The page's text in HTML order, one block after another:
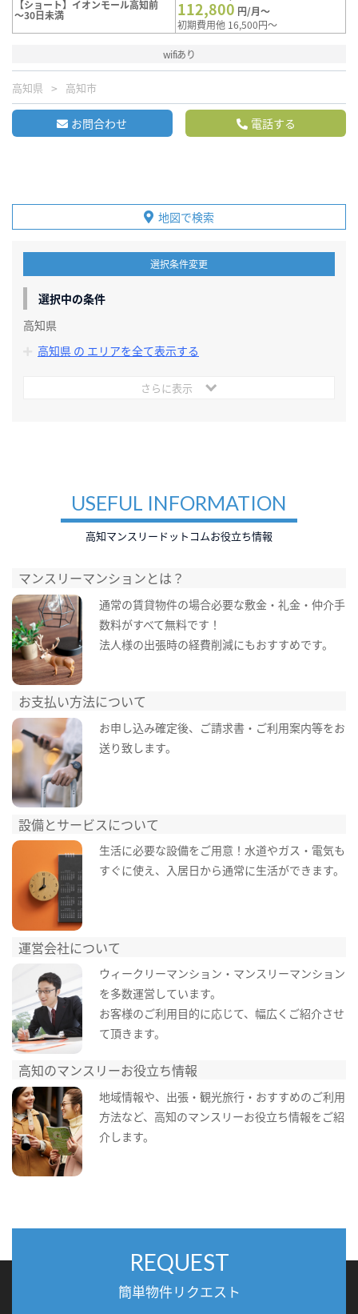
【ショート】イオンモール高知前
～30日未満 112,800 円/月～
初期費用他 16,500円～
wifiあり
高知県 高知市
お問合わせ 電話する
地図で検索
選択条件変更
選択中の条件
高知県
高知県 の エリアを全て表示する
さらに表示
USEFUL INFORMATION
高知マンスリードットコムお役立ち情報
マンスリーマンションとは？
通常の賃貸物件の場合必要な敷金・礼金・仲介手
数料がすべて無料です！
法人様の出張時の経費削減にもおすすめです。
お支払い方法について
お申し込み確定後、ご請求書・ご利用案内等をお
送り致します。
設備とサービスについて
生活に必要な設備をご用意！水道やガス・電気も
すぐに使え、入居日から通常に生活ができます。
運営会社について
ウィークリーマンション・マンスリーマンション
を多数運営しています。
お客様のご利用目的に応じて、幅広くご紹介させ
て頂きます。
高知のマンスリーお役立ち情報
地域情報や、出張・観光旅行・おすすめのご利用
方法など、高知のマンスリーお役立ち情報をご紹
介します。
REQUEST
簡単物件リクエスト